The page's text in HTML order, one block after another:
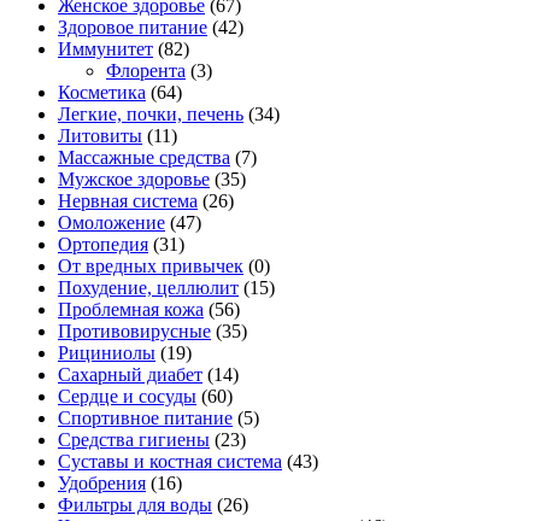
Женское здоровье (67)
Здоровое питание (42)
Иммунитет (82)
Флорента (3)
Косметика (64)
Легкие, почки, печень (34)
Литовиты (11)
Массажные средства (7)
Мужское здоровье (35)
Нервная система (26)
Омоложение (47)
Ортопедия (31)
От вредных привычек (0)
Похудение, целлюлит (15)
Проблемная кожа (56)
Противовирусные (35)
Рициниолы (19)
Сахарный диабет (14)
Сердце и сосуды (60)
Спортивное питание (5)
Средства гигиены (23)
Суставы и костная система (43)
Удобрения (16)
Фильтры для воды (26)